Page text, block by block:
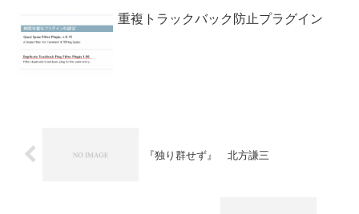
重複トラックバック防止プラグイン
『独り群せず』 北方謙三